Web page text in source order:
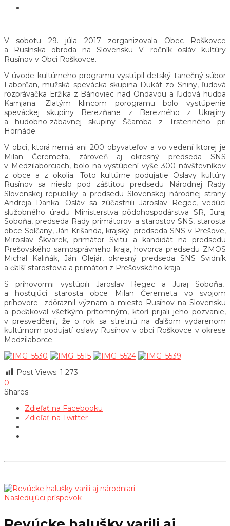
V sobotu 29. júla 2017 zorganizovala Obec Roškovce
a Rusínska obroda na Slovensku V. ročník osláv kultúry
Rusínov v Obci Roškovce.
V úvode kultúrneho programu vystúpil detský tanečný súbor
Laborčan, mužská spevácka skupina Dukát zo Sniny, ľudová
rozprávačka Eržika z Bánoviec nad Ondavou a ľudová hudba
Kamjana. Zlatým klincom porogramu bolo vystúpenie
speváckej skupiny Berezňane z Berezného z Ukrajiny
a hudobno-zábavnej skupiny Ščamba z Trstenného pri
Hornáde.
V obci, ktorá nemá ani 200 obyvateľov a vo vedení ktorej je
Milan Čeremeta, zároveň aj okresný predseda SNS
v Medzilaborciach, bolo na vystúpení vyše 300 návštevníkov
z obce a z okolia. Toto kultúrne podujatie Oslavy kultúry
Rusínov sa nieslo pod záštitou predsedu Národnej Rady
Slovenskej republiky a predsedu Slovenskej národnej strany
Andreja Danka. Osláv sa zúčastnili Jaroslav Regec, vedúci
služobného úradu Ministerstva pôdohospodárstva SR, Juraj
Soboňa, predseda Rady primátorov a starostov SNS, starosta
obce Solčany, Ján Krišanda, krajský predseda SNS v Prešove,
Miroslav Škvarek, primátor Svitu a kandidát na predsedu
Prešovského samosprávneho kraja, hovorca predsedu ZMOS
Michal Kaliňák, Ján Olejár, okresný predseda SNS Svidník
a ďalší starostovia a primátori z Prešovského kraja.
S príhovormi vystúpili Jaroslav Regec a Juraj Soboňa,
a hosťujúci starosta obce Milan Čeremeta vo svojom
príhovore zdôraznil význam a miesto Rusínov na Slovensku
a poďakoval všetkým prítomným, ktorí prijali jeho pozvanie,
v presvedčení, že o rok sa stretnú na ďalšom vydarenom
kultúrnom podujatí oslavy Rusínov v obci Roškovce v okrese
Medzilaborce.
Post Views: 1 273
0
Shares
Zdieľať na Facebooku
Zdieľať na Twitter
Nasledujúci príspevok